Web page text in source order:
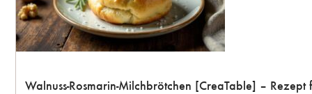
Walnuss-Rosmarin-Milchbrötchen [CreaTable] –